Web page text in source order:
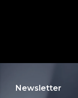
Newsletter